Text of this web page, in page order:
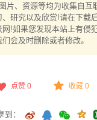
片、资源等均为收集自互
研究以及欣赏!请在下载
!如果您发现本站上有侵
会及时删除或者修改。
点赞 0 收藏 0
到：